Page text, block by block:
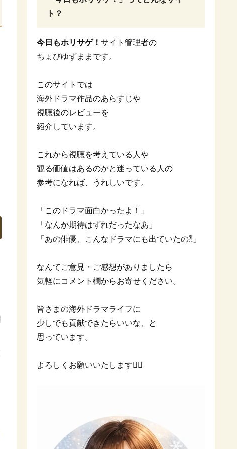
ト？
今日もホリサゲ！ サイト管理者の
ちょびゆずままです。
このサイトでは
海外ドラマ作品のあらすじや
視聴後のレビューを
紹介しています。
これから視聴を考えている人や
観る価値はあるのかと迷っている人の
参考になれば、うれしいです。
「このドラマ面白かったよ！」
「なんか期待はずれだったなあ」
「あの俳優、こんなドラマにも出ていたの⁈」
なんてご意見・ご感想がありましたら
気軽にコメント欄からお寄せください。
皆さまの海外ドラマライフに
少しでも貢献できたらいいな、と
思っています。
よろしくお願いいたします🙇‍♀️